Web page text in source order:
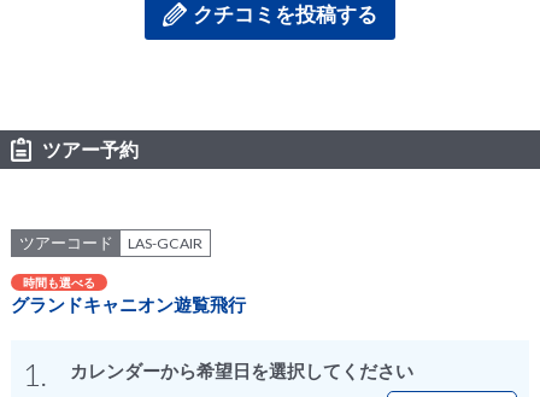
クチコミを投稿する
ツアー予約
ツアーコード LAS-GCAIR
時間も選べる
グランドキャニオン遊覧飛行
1. カレンダーから希望日を選択してください